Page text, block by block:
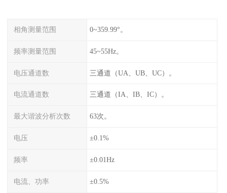
相角测量范围 0~359.99°。
频率测量范围 45~55Hz。
电压通道数 三通道（UA、UB、UC）。
电流通道数 三通道（IA、IB、IC）。
最大谐波分析次数 63次。
电压 ±0.1%
频率 ±0.01Hz
电流、功率 ±0.5%